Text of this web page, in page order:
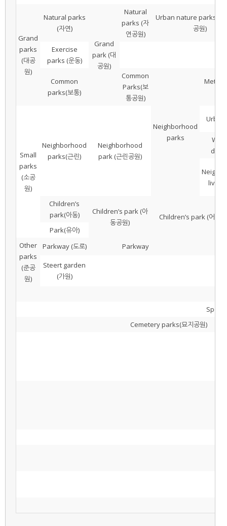
Grand
parks
(대공
원)
Natural parks
(자연)
Grand
park (대
공원)
Natural
parks (자
연공원)
Urban nature parks (도
공원)
Exercise
parks (운동)
Common
parks(보통)
Common
Parks(보
통공원)
Neighborhood
parks
Small
parks
(소공
원)
Neighborhood
parks(근린)
Neighborhood
park (근린공원)
living
Children’s
park(아동)
Children’s park (아
동공원)
Children’s park (어린
Park(유아)
Other
parks
(준공
원)
Parkway (도로) Parkway
Steert garden
(가원)
Sport
Cemetery parks(묘지공원)